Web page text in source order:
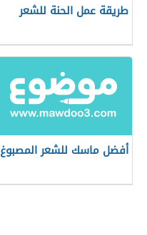
طريقة عمل الحنة للشعر
أفضل ماسك للشعر المصبوغ